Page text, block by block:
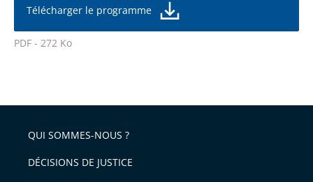
de
l'article
pour
de
police
Télécharger le programme
PDF - 272 Ko
l'article
pour
QUI SOMMES-NOUS ?
DÉCISIONS DE JUSTICE